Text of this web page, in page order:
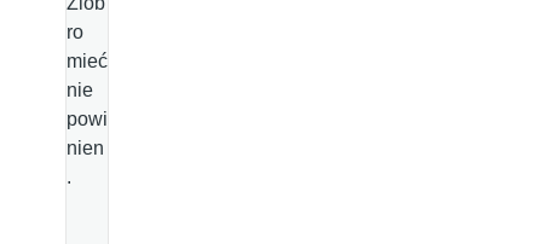
ro
mieć
nie
powi
nien
.